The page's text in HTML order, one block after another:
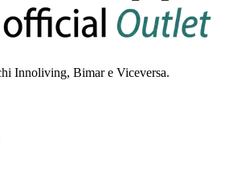
Innoliving, Bimar e Viceversa.